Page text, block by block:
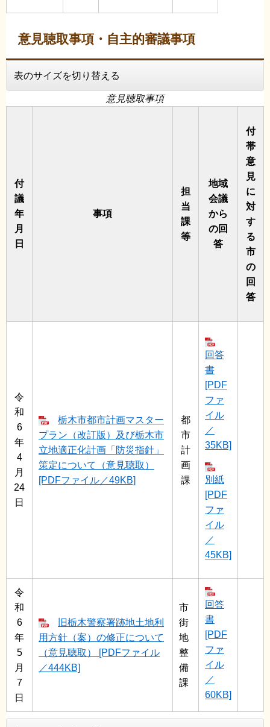
意見聴取事項・自主的審議事項
表のサイズを切り替える
意見聴取事項
付
議
年
月
日
事項
担
当
課
等
地域
会議
から
の回
答
付
帯
意
見
に
対
す
る
市
の
回
答
令
和
6
年
4
月
24
日
栃木市都市計画マスター
プラン（改訂版）及び栃木市
立地適正化計画「防災指針」
策定について（意見聴取）
[PDFファイル／49KB]
都
市
計
画
課
回答
書
[PDF
ファ
イル
／
35KB]
別紙
[PDF
ファ
イル
／
45KB]
令
和
6
年
5
月
7
日
旧栃木警察署跡地土地利
用方針（案）の修正について
（意見聴取） [PDFファイル
／444KB]
市
街
地
整
備
課
回答
書
[PDF
ファ
イル
／
60KB]